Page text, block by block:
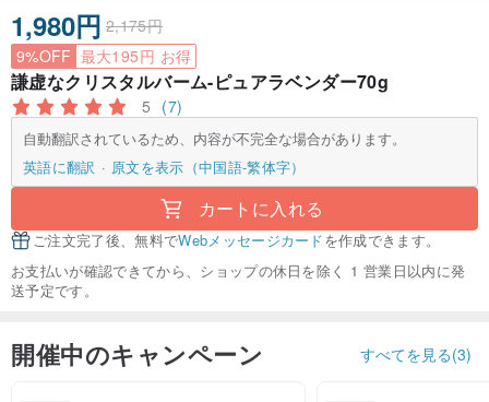
1,980円 2,175円
9%OFF 最大195円 お得
謙虚なクリスタルバーム-ピュアラベンダー70g
5 (7)
自動翻訳されているため、内容が不完全な場合があります。
英語に翻訳
原文を表示（中国語-繁体字）
カートに入れる
ご注文完了後、無料でWebメッセージカードを作成できます。
お支払いが確認できてから、ショップの休日を除く 1 営業日以内に発
送予定です。
開催中のキャンペーン すべてを見る(3)